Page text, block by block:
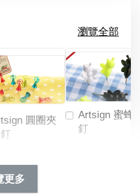
瀏覽全部
圓圈夾
19.00
Artsign 蜜蜂
釘
更多